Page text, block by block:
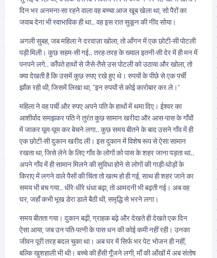
दिन भर अनमना-सा रहने वाला वह बच्चा आज खूब खेला था, सो पैरों का
जवाब देना भी स्वाभाविक ही था.. वह इस रात सुकून की नींद सोया।
अगली सुबह, जब महिला ने दरवाज़ा खोला, तो आँगन में एक छोटी-सी पोटली
पड़ी मिली। कुछ सहम-सी गई.. तरह-तरह के ख्याल इतनी-सी देर में ही मन में
पनपने लगे.. काँपते हाथों से जैसे-तैसे उस पोटली को उठाया और खोला, तो
क्या देखती है कि उसमें कुछ रुपए रखे हुए थे। रुपयों के पीछे से एक पर्ची
झाँक रही थी, जिसमें लिखा था, “इन रुपयों से कोई कारोबार कर ले।”
महिला ने वह पर्ची और रुपए अपने पति के हाथों में थमा दिए। ईश्वर का
आशीर्वाद समझकर पति ने तुरंत कुछ सामान खरीदा और आस-पास के गाँवों
में जाकर घूम-घूम कर बेचने लगा.. कुछ समय बीतने के बाद उसने गाँव में ही
एक छोटी-सी दुकान खरीद ली। इस दुकान में विशेष रूप से ऐसा सामान
रखता था, जिसे लेने के लिए गाँव के लोगों को पास के शहर जाना पड़ता था..
अपने गाँव में ही सामान मिलने की सुविधा होने से लोगों की गाड़ी-घोड़ों के
किराए में लगने वाले पैसों की चिंता तो खत्म हो ही गई, साथ ही शहर जाने का
समय भी बच गया.. धीरे-धीरे धंधा बढ़ा, तो आमदनी भी बढ़ती गई। अब वह
घर, जहाँ कभी भूख डेरा डाले बैठी थी, समृद्धि से भरने लगा।
समय बीतता गया। दुकान बढ़ी, ग्राहक बढ़े और देखते ही देखते एक दिन
ऐसा आया, जब उन पति-पत्नी के पास धन की कोई कमी नहीं रही। उनका
जीवन पूरी तरह बदल चुका था। अब घर में सिर्फ भर पेट भोजन ही नहीं,
बल्कि खुशहाली भी थी। बच्चे की हँसी गूँजने लगी, माँ की आँखों में अब संतोष